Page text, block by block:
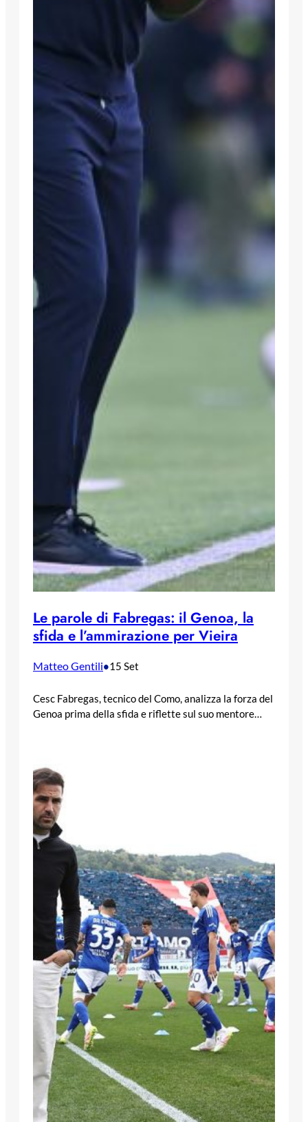
Le parole di Fabregas: il Genoa, la
sfida e l’ammirazione per Vieira
Matteo Gentili•15 Set
Cesc Fabregas, tecnico del Como, analizza la forza del
Genoa prima della sfida e riflette sul suo mentore…